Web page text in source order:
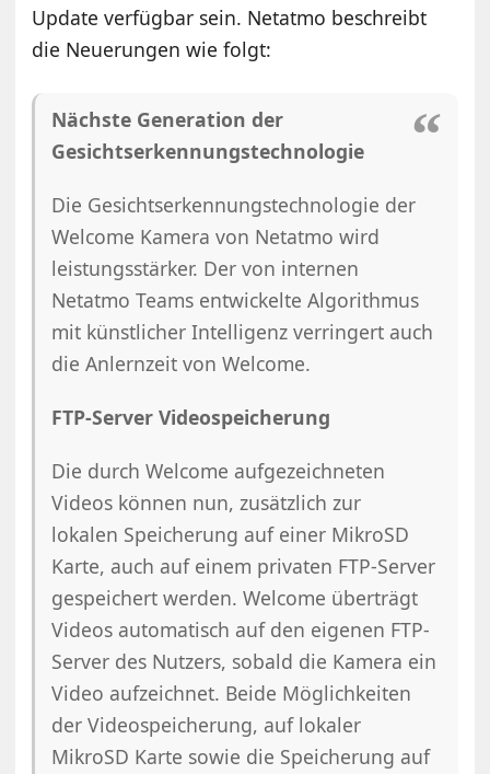
Update verfügbar sein. Netatmo beschreibt
die Neuerungen wie folgt:
Nächste Generation der
Gesichtserkennungstechnologie
Die Gesichtserkennungstechnologie der
Welcome Kamera von Netatmo wird
leistungsstärker. Der von internen
Netatmo Teams entwickelte Algorithmus
mit künstlicher Intelligenz verringert auch
die Anlernzeit von Welcome.
FTP-Server Videospeicherung
Die durch Welcome aufgezeichneten
Videos können nun, zusätzlich zur
lokalen Speicherung auf einer MikroSD
Karte, auch auf einem privaten FTP-Server
gespeichert werden. Welcome überträgt
Videos automatisch auf den eigenen FTP-
Server des Nutzers, sobald die Kamera ein
Video aufzeichnet. Beide Möglichkeiten
der Videospeicherung, auf lokaler
MikroSD Karte sowie die Speicherung auf